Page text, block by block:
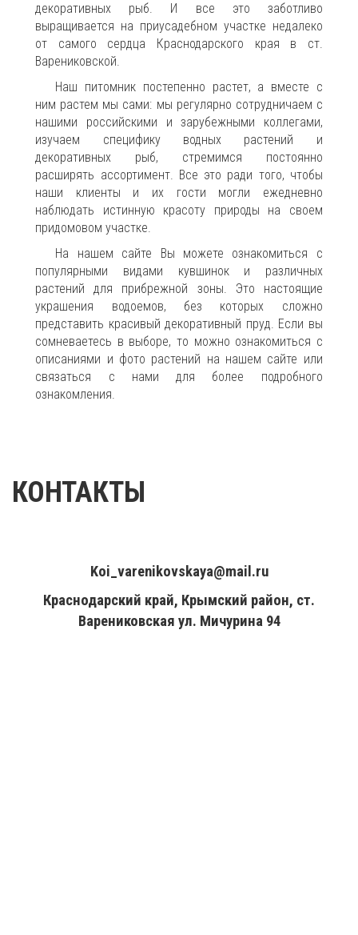
декоративных рыб. И все это заботливо
выращивается на приусадебном участке недалеко
от самого сердца Краснодарского края в ст.
Варениковской.
Наш питомник постепенно растет, а вместе с
ним растем мы сами: мы регулярно сотрудничаем с
нашими российскими и зарубежными коллегами,
изучаем специфику водных растений и
декоративных рыб, стремимся постоянно
расширять ассортимент. Все это ради того, чтобы
наши клиенты и их гости могли ежедневно
наблюдать истинную красоту природы на своем
придомовом участке.
На нашем сайте Вы можете ознакомиться с
популярными видами кувшинок и различных
растений для прибрежной зоны. Это настоящие
украшения водоемов, без которых сложно
представить красивый декоративный пруд. Если вы
сомневаетесь в выборе, то можно ознакомиться с
описаниями и фото растений на нашем сайте или
связаться с нами для более подробного
ознакомления.
КОНТАКТЫ
Koi_varenikovskaya@mail.ru
Краснодарский край, Крымский район, ст.
Варениковская ул. Мичурина 94